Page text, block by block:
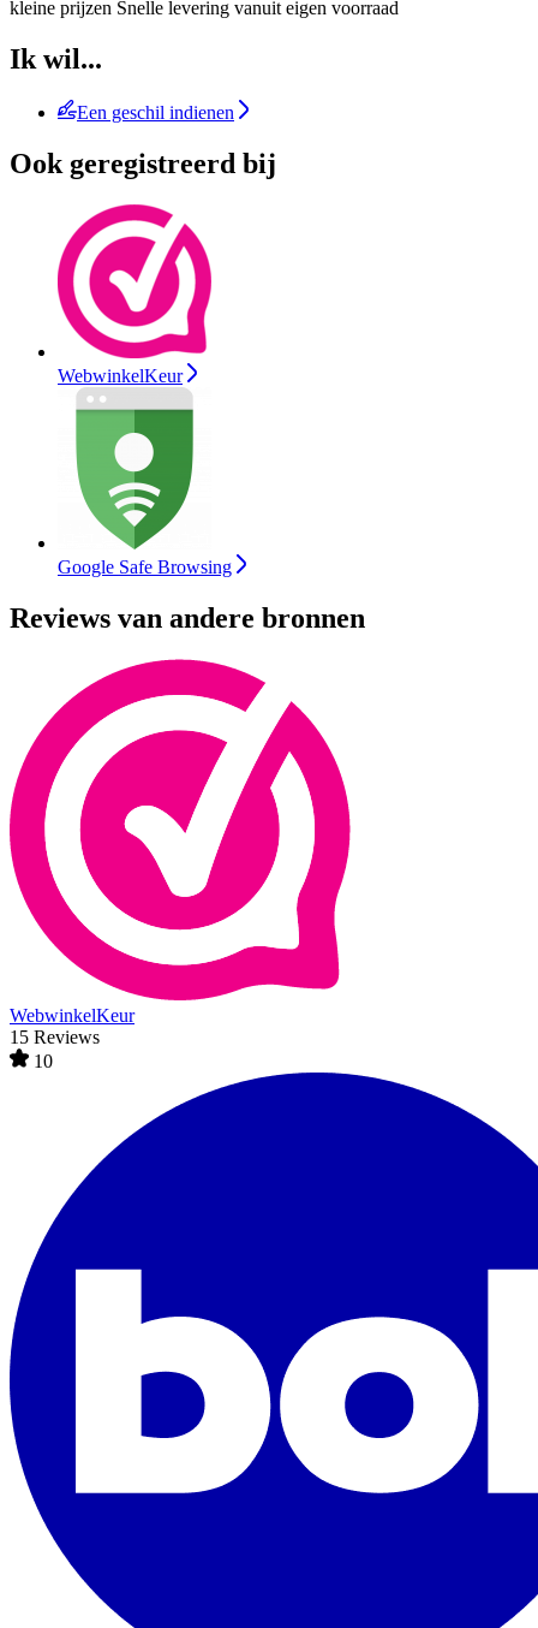
kleine prijzen Snelle levering vanuit eigen voorraad
Ik wil...
Een geschil indienen
Ook geregistreerd bij
WebwinkelKeur
Google Safe Browsing
Reviews van andere bronnen
WebwinkelKeur
15 Reviews
10